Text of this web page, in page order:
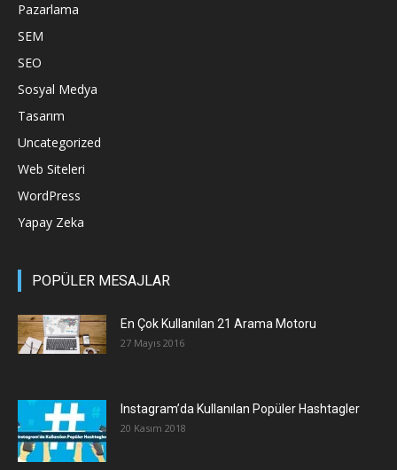
Pazarlama
SEM
SEO
Sosyal Medya
Tasarım
Uncategorized
Web Siteleri
WordPress
Yapay Zeka
POPÜLER MESAJLAR
En Çok Kullanılan 21 Arama Motoru
27 Mayıs 2016
Instagram’da Kullanılan Popüler Hashtagler
20 Kasım 2018